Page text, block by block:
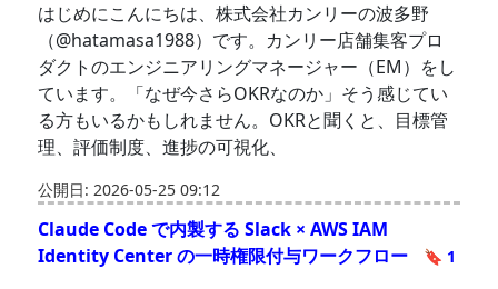
はじめにこんにちは、株式会社カンリーの波多野
（@hatamasa1988）です。カンリー店舗集客プロ
ダクトのエンジニアリングマネージャー（EM）をし
ています。「なぜ今さらOKRなのか」そう感じてい
る方もいるかもしれません。OKRと聞くと、目標管
理、評価制度、進捗の可視化、
公開日: 2026-05-25 09:12
Claude Code で内製する Slack × AWS IAM
Identity Center の一時権限付与ワークフロー
🔖 1